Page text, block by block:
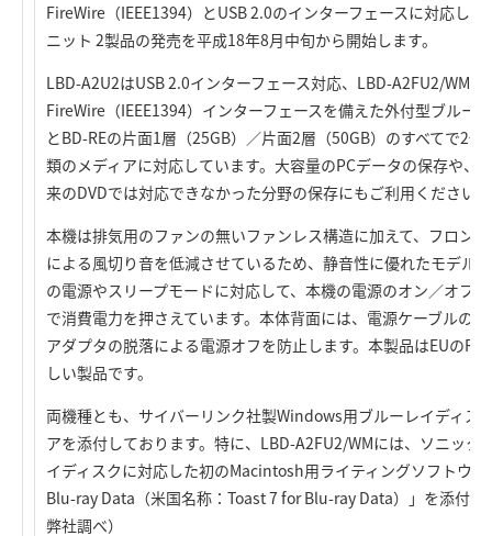
FireWire（IEEE1394）とUSB 2.0のインターフェースに対応し
ニット 2製品の発売を平成18年8月中旬から開始します。
LBD-A2U2はUSB 2.0インターフェース対応、LBD-A2FU2/WMは
FireWire（IEEE1394）インターフェースを備えた外付型ブルー
とBD-REの片面1層（25GB）／片面2層（50GB）のすべてで2
類のメディアに対応しています。大容量のPCデータの保存や、
来のDVDでは対応できなかった分野の保存にもご利用ください。
本機は排気用のファンの無いファンレス構造に加えて、フロン
による風切り音を低減させているため、静音性に優れたモデル
の電源やスリープモードに対応して、本機の電源のオン／オフ
で消費電力を押さえています。本体背面には、電源ケーブルの
アダプタの脱落による電源オフを防止します。本製品はEUの
しい製品です。
両機種とも、サイバーリンク社製Windows用ブルーレイディス
アを添付しております。特に、LBD-A2FU2/WMには、ソニック
イディスクに対応した初のMacintosh用ライティングソフトウ
Blu-ray Data（米国名称：Toast 7 for Blu-ray Data）」を添付
弊社調べ）